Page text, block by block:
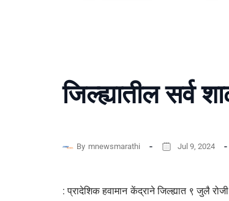
जिल्ह्यातील सर्व
By mnewsmarathi Jul 9, 2024
: प्रादेशिक हवामान केंद्राने जिल्ह्यात ९ जुलै